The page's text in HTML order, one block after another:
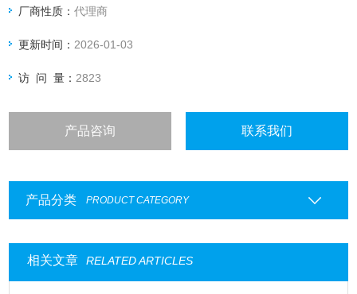
厂商性质：代理商
更新时间： 2026-01-03
访 问 量： 2823
产品咨询 联系我们
产品分类 PRODUCT CATEGORY
相关文章 RELATED ARTICLES